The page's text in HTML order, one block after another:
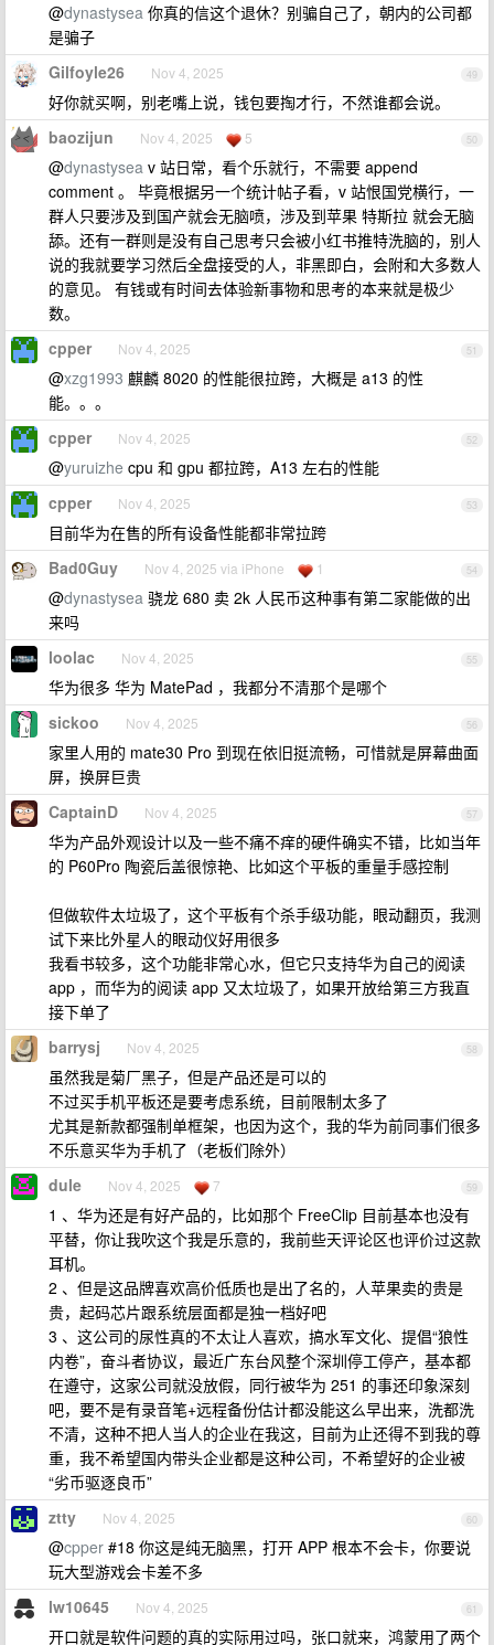
@dynastysea 你真的信这个退休？别骗自己了，朝内的公司都
是骗子
49
Gilfoyle26 Nov 4, 2025
好你就买啊，别老嘴上说，钱包要掏才行，不然谁都会说。
50
baozijun Nov 4, 2025 5
@dynastysea v 站日常，看个乐就行，不需要 append
comment 。 毕竟根据另一个统计帖子看，v 站恨国党横行，一
群人只要涉及到国产就会无脑喷，涉及到苹果 特斯拉 就会无脑
舔。还有一群则是没有自己思考只会被小红书推特洗脑的，别人
说的我就要学习然后全盘接受的人，非黑即白，会附和大多数人
的意见。 有钱或有时间去体验新事物和思考的本来就是极少
数。
51
cpper Nov 4, 2025
@xzg1993 麒麟 8020 的性能很拉跨，大概是 a13 的性
能。。。
52
cpper Nov 4, 2025
@yuruizhe cpu 和 gpu 都拉跨，A13 左右的性能
53
cpper Nov 4, 2025
目前华为在售的所有设备性能都非常拉跨
54
Bad0Guy Nov 4, 2025 via iPhone 1
@dynastysea 骁龙 680 卖 2k 人民币这种事有第二家能做的出
来吗
55
loolac Nov 4, 2025
华为很多 华为 MatePad ，我都分不清那个是哪个
56
sickoo Nov 4, 2025
家里人用的 mate30 Pro 到现在依旧挺流畅，可惜就是屏幕曲面
屏，换屏巨贵
57
CaptainD Nov 4, 2025
华为产品外观设计以及一些不痛不痒的硬件确实不错，比如当年
的 P60Pro 陶瓷后盖很惊艳、比如这个平板的重量手感控制
但做软件太垃圾了，这个平板有个杀手级功能，眼动翻页，我测
试下来比外星人的眼动仪好用很多
我看书较多，这个功能非常心水，但它只支持华为自己的阅读
app ，而华为的阅读 app 又太垃圾了，如果开放给第三方我直
接下单了
58
barrysj Nov 4, 2025
虽然我是菊厂黑子，但是产品还是可以的
不过买手机平板还是要考虑系统，目前限制太多了
尤其是新款都强制单框架，也因为这个，我的华为前同事们很多
不乐意买华为手机了（老板们除外）
59
dule Nov 4, 2025 7
1 、华为还是有好产品的，比如那个 FreeClip 目前基本也没有
平替，你让我吹这个我是乐意的，我前些天评论区也评价过这款
耳机。
2 、但是这品牌喜欢高价低质也是出了名的，人苹果卖的贵是
贵，起码芯片跟系统层面都是独一档好吧
3 、这公司的尿性真的不太让人喜欢，搞水军文化、提倡“狼性
内卷”，奋斗者协议，最近广东台风整个深圳停工停产，基本都
在遵守，这家公司就没放假，同行被华为 251 的事还印象深刻
吧，要不是有录音笔+远程备份估计都没能这么早出来，洗都洗
不清，这种不把人当人的企业在我这，目前为止还得不到我的尊
重，我不希望国内带头企业都是这种公司，不希望好的企业被
“劣币驱逐良币”
60
ztty Nov 4, 2025
@cpper #18 你这是纯无脑黑，打开 APP 根本不会卡，你要说
玩大型游戏会卡差不多
61
lw10645 Nov 4, 2025
开口就是软件问题的真的实际用过吗，张口就来，鸿蒙用了两个